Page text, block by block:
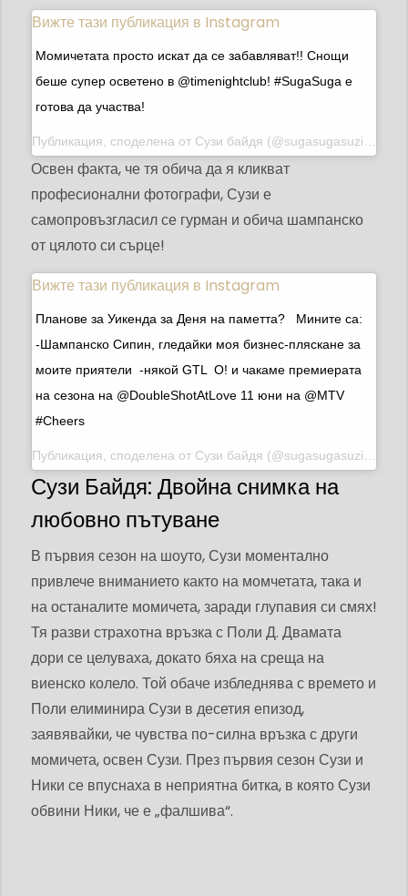
Вижте тази публикация в Instagram
Момичетата просто искат да се забавляват!! Снощи
беше супер осветено в @timenightclub! #SugaSuga е
готова да участва!
Публикация, споделена от Сузи байдя (@sugasugasuzi) на 9 юни 2019 г. в 16:35 ч. PDT
Освен факта, че тя обича да я кликват
професионални фотографи, Сузи е
самопровъзгласил се гурман и обича шампанско
от цялото си сърце!
Вижте тази публикация в Instagram
Планове за Уикенда за Деня на паметта? ⁣ ⁣ Мините са: ⁣
-Шампанско Сипин, гледайки моя бизнес⁣-пляскане за
моите приятели ⁣ -някой GTL ⁣ О! и чакаме премиерата
на сезона на @DoubleShotAtLove 11 юни на @MTV
#Cheers ⁣ ⁣
Публикация, споделена от Сузи байдя (@sugasugasuzi) на 22 май 2020 г. в 7:39 ч. PDT
Сузи Байдя: Двойна снимка на
любовно пътуване
В първия сезон на шоуто, Сузи моментално
привлече вниманието както на момчетата, така и
на останалите момичета, заради глупавия си смях!
Тя разви страхотна връзка с Поли Д. Двамата
дори се целуваха, докато бяха на среща на
виенско колело. Той обаче избледнява с времето и
Поли елиминира Сузи в десетия епизод,
заявявайки, че чувства по-силна връзка с други
момичета, освен Сузи. През първия сезон Сузи и
Ники се впуснаха в неприятна битка, в която Сузи
обвини Ники, че е „фалшива“.